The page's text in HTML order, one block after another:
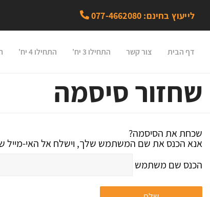
לייעוץ בחינם: 077-4662080
דף הבית צור קשר התחילו 3 יח' התחילו 4 יח'
שחזור סיסמה
שכחת את הסיסמה?
אנא הכנס את שם המשתמש שלך, וישלח אל האי-מייל
הכנס שם משתמש